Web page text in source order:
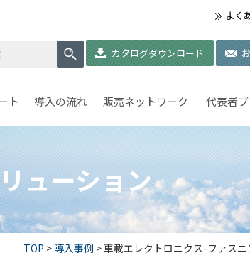
よく
カタログダウンロード
ト 導入の流れ 販売ネットワーク 代表者
ューション
TOP > 導入事例 > 車載エレクトロニクス-ファス